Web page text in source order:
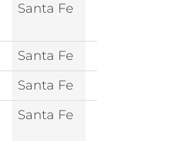
Santa Fe
Santa Fe
Santa Fe
Santa Fe